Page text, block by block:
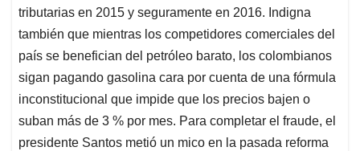
tributarias en 2015 y seguramente en 2016. Indigna
también que mientras los competidores comerciales del
país se benefician del petróleo barato, los colombianos
sigan pagando gasolina cara por cuenta de una fórmula
inconstitucional que impide que los precios bajen o
suban más de 3 % por mes. Para completar el fraude, el
presidente Santos metió un mico en la pasada reforma